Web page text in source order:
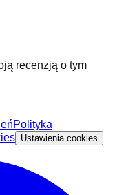
recenzją o tym
Polityka
Ustawienia cookies